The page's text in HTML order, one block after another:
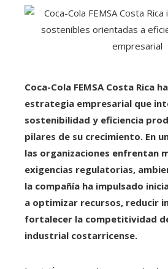
Coca-Cola FEMSA Costa Rica
estrategia empresarial que
sostenibilidad y eficiencia
pilares de su crecimiento. En
las organizaciones enfrentan
exigencias regulatorias,
la compañía ha impulsado
a optimizar recursos, reducir
fortalecer la competitividad
industrial costarricense.